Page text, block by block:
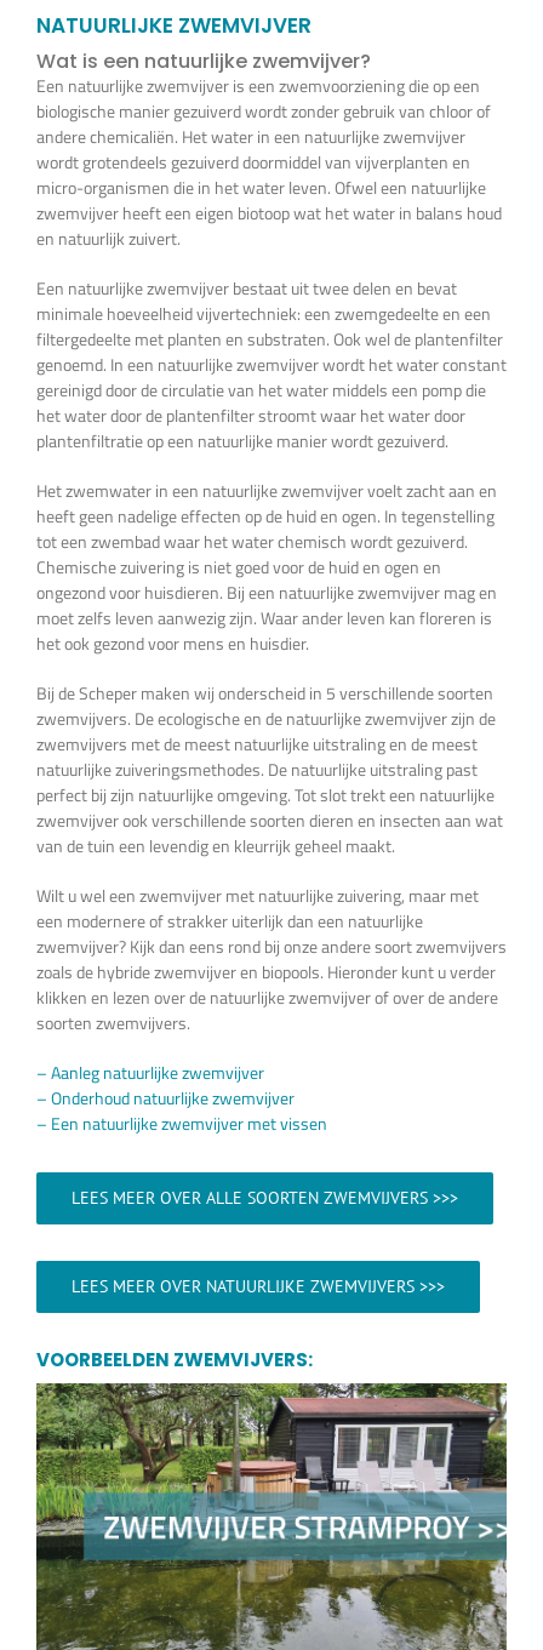
Vijverplanten
Koi’s en siervissen
Waterkwaliteit
Contact
Onze Webshop >>>
NATUURLIJKE ZWEMVIJVER
Wat is een natuurlijke zwemvijver?
Een natuurlijke zwemvijver is een zwemvoorziening die op een
biologische manier gezuiverd wordt zonder gebruik van chloor of
andere chemicaliën. Het water in een natuurlijke zwemvijver
wordt grotendeels gezuiverd doormiddel van vijverplanten en
micro-organismen die in het water leven. Ofwel een natuurlijke
zwemvijver heeft een eigen biotoop wat het water in balans houd
en natuurlijk zuivert.
Een natuurlijke zwemvijver bestaat uit twee delen en bevat
minimale hoeveelheid vijvertechniek: een zwemgedeelte en een
filtergedeelte met planten en substraten. Ook wel de plantenfilter
genoemd. In een natuurlijke zwemvijver wordt het water constant
gereinigd door de circulatie van het water middels een pomp die
het water door de plantenfilter stroomt waar het water door
plantenfiltratie op een natuurlijke manier wordt gezuiverd.
Het zwemwater in een natuurlijke zwemvijver voelt zacht aan en
heeft geen nadelige effecten op de huid en ogen. In tegenstelling
tot een zwembad waar het water chemisch wordt gezuiverd.
Chemische zuivering is niet goed voor de huid en ogen en
ongezond voor huisdieren. Bij een natuurlijke zwemvijver mag en
moet zelfs leven aanwezig zijn. Waar ander leven kan floreren is
het ook gezond voor mens en huisdier.
Bij de Scheper maken wij onderscheid in 5 verschillende soorten
zwemvijvers. De ecologische en de natuurlijke zwemvijver zijn de
zwemvijvers met de meest natuurlijke uitstraling en de meest
natuurlijke zuiveringsmethodes. De natuurlijke uitstraling past
perfect bij zijn natuurlijke omgeving. Tot slot trekt een natuurlijke
zwemvijver ook verschillende soorten dieren en insecten aan wat
van de tuin een levendig en kleurrijk geheel maakt.
Wilt u wel een zwemvijver met natuurlijke zuivering, maar met
een modernere of strakker uiterlijk dan een natuurlijke
zwemvijver? Kijk dan eens rond bij onze andere soort zwemvijvers
zoals de hybride zwemvijver en biopools. Hieronder kunt u verder
klikken en lezen over de natuurlijke zwemvijver of over de andere
soorten zwemvijvers.
– Aanleg natuurlijke zwemvijver
– Onderhoud natuurlijke zwemvijver
– Een natuurlijke zwemvijver met vissen
LEES MEER OVER ALLE SOORTEN ZWEMVIJVERS >>>
LEES MEER OVER NATUURLIJKE ZWEMVIJVERS >>>
VOORBEELDEN ZWEMVIJVERS: